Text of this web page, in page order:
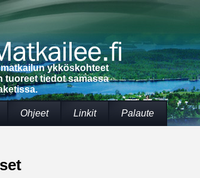
ykköskohteet
tuoreet tiedot samassa
Ohjeet Linkit Palaute